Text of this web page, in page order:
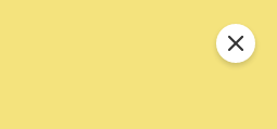
关闭